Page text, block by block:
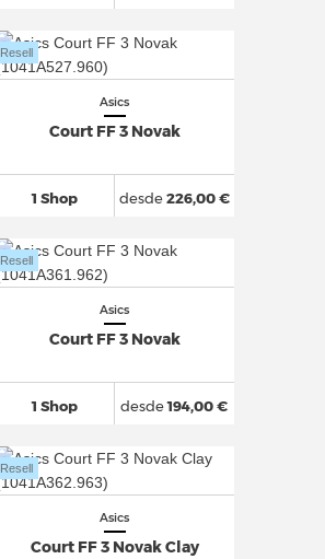
Asics
Court FF 3 Novak
1 Shop
Resell
desde226,00 €
Asics
Court FF 3 Novak
1 Shop
Resell
desde194,00 €
Asics
Court FF 3 Novak Clay
Resell